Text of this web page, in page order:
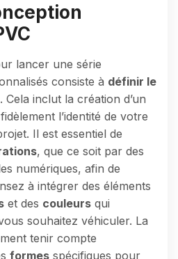
lancer une série
consiste à définir le
. Cela inclut la création d’un
l’identité de votre
Il est essentiel de
, que ce soit par des
numériques, afin de
à intégrer des éléments
et des couleurs qui
souhaitez véhiculer. La
tenir compte
formes spécifiques pour